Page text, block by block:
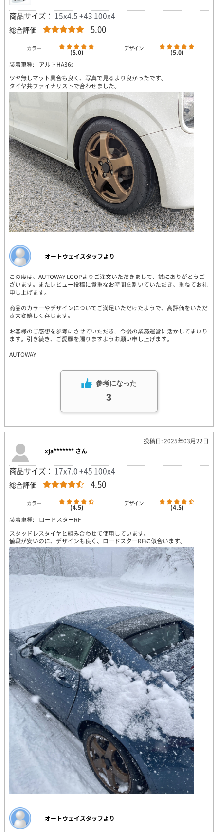
商品サイズ： 15x4.5 +43 100x4
総合評価 5.00
カラー (5.0) デザイン
(5.0)
装着車種:
アルトHA36s
ツヤ無しマット具合も良く、写真で見るより良かったです。
タイヤ共ファイナリストで合わせました。
オートウェイスタッフより
この度は、AUTOWAY LOOPよりご注文いただきまして、誠にありがとうご
ざいます。またレビュー投稿に貴重なお時間を割いていただき、重ねてお礼
申し上げます。
商品のカラーやデザインについてご満足いただけたようで、高評価をいただ
き大変嬉しく存じます。
お客様のご感想を参考にさせていただき、今後の業務運営に活かしてまいり
ます。引き続き、ご愛顧を賜りますようお願い申し上げます。
AUTOWAY
参考になった
3
投稿日: 2025年03月22日
xja******* さん
商品サイズ： 17x7.0 +45 100x4
総合評価 4.50
カラー (4.5) デザイン
(4.5)
装着車種:
ロードスターRF
スタッドレスタイヤと組み合わせて使用しています。
値段が安いのに、デザインも良く、ロードスターRFに似合います。
オートウェイスタッフより